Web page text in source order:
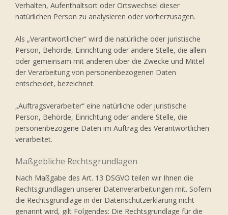
Verhalten, Aufenthaltsort oder Ortswechsel dieser
natürlichen Person zu analysieren oder vorherzusagen.
Als „Verantwortlicher“ wird die natürliche oder juristische
Person, Behörde, Einrichtung oder andere Stelle, die allein
oder gemeinsam mit anderen über die Zwecke und Mittel
der Verarbeitung von personenbezogenen Daten
entscheidet, bezeichnet.
„Auftragsverarbeiter“ eine natürliche oder juristische
Person, Behörde, Einrichtung oder andere Stelle, die
personenbezogene Daten im Auftrag des Verantwortlichen
verarbeitet.
Maßgebliche Rechtsgrundlagen
Nach Maßgabe des Art. 13 DSGVO teilen wir Ihnen die
Rechtsgrundlagen unserer Datenverarbeitungen mit. Sofern
die Rechtsgrundlage in der Datenschutzerklärung nicht
genannt wird, gilt Folgendes: Die Rechtsgrundlage für die